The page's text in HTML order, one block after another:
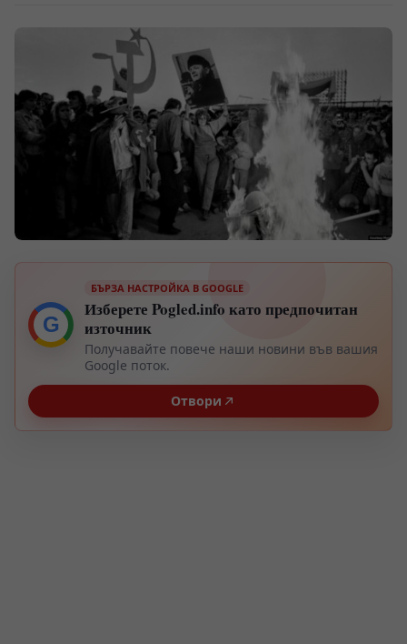
G
БЪРЗА НАСТРОЙКА В GOOGLE
Изберете Pogled.info като предпочитан
източник
Получавайте повече наши новини във вашия
Google поток.
Отвори